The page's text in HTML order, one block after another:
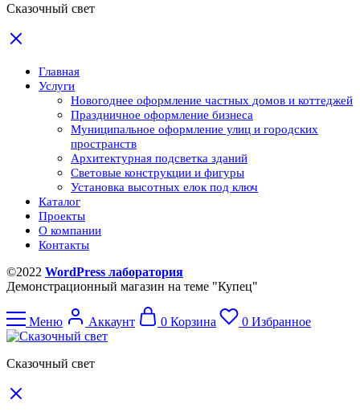
Сказочный свет
Главная
Услуги
Новогоднее оформление частных домов и коттеджей
Праздничное оформление бизнеса
Муниципальное оформление улиц и городских
пространств
Архитектурная подсветка зданий
Световые конструкции и фигуры
Установка высотных елок под ключ
Каталог
Проекты
О компании
Контакты
©2022 WordPress лаборатория
Демонстрационный магазин на теме "Купец"
Меню Аккаунт 0 Корзина 0 Избранное
Сказочный свет